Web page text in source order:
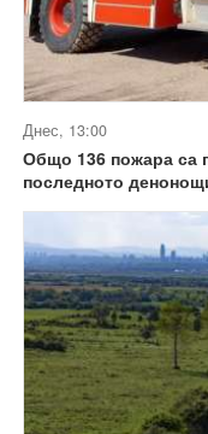
Днес, 13:00
Общо 136 пожара са
последното